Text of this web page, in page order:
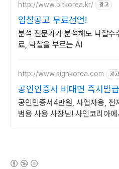
http://www.bitkorea.kr/ 광고
입찰공고 무료선언!
분석 전문가가 분석해도 낙찰수
료, 낙찰을 부르는 AI
http://www.signkorea.com 광고
공인인증서 비대면 즉시발
공인인증서4만원, 사업자용, 전
범용 사용 사장님! 사인코리아